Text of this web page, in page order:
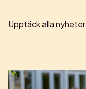
Upptäck alla nyheter